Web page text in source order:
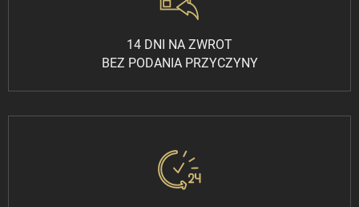
14 DNI NA ZWROT
BEZ PODANIA PRZYCZYNY